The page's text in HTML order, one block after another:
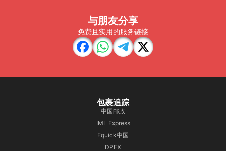
与朋友分享
免费且实用的服务链接
包裹追踪
中国邮政
IML Express
Equick中国
DPEX